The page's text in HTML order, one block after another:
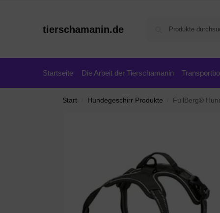
tierschamanin.de
Startseite Die Arbeit der Tierschamanin
Start Hundegeschirr Produkte FullBerg®